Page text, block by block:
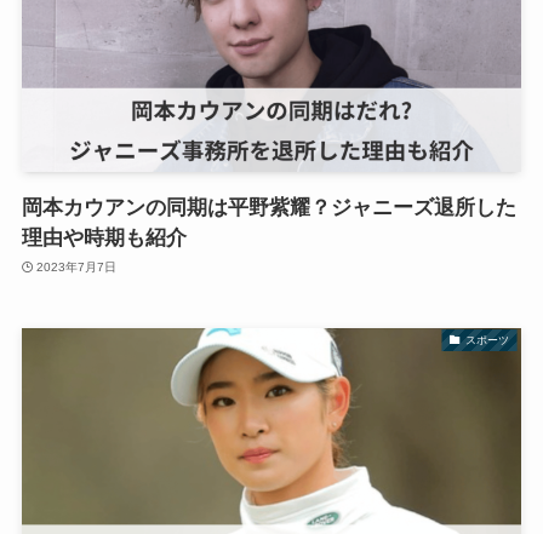
岡本カウアンの同期は平野紫耀？ジャニーズ退所した
理由や時期も紹介
2023年7月7日
スポーツ